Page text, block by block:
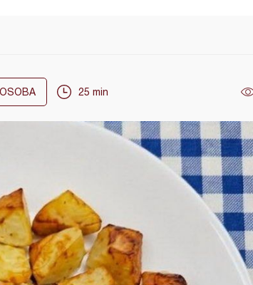
OSOBA 25 min